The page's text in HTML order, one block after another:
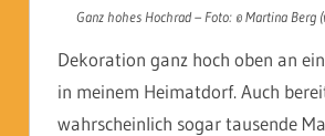
Ganz hohes Hochrad – Foto: © Martina Berg
Dekoration ganz hoch oben an
in meinem Heimatdorf. Auch
wahrscheinlich sogar tausende